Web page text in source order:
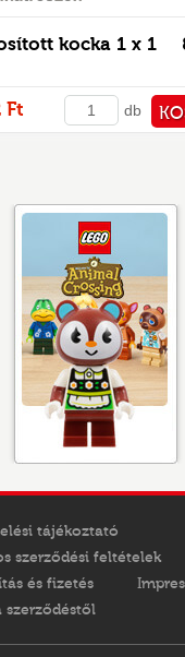
kocka 1 x 1
Ft db
tájékoztató
szerződési feltételek
és fizetés
szerződéstől